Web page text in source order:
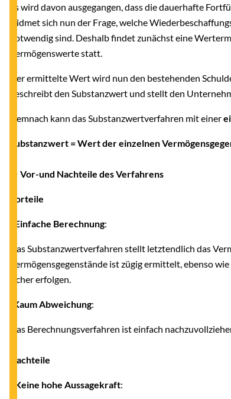
Es wird davon ausgegangen, dass die dauerhafte
widmet sich nun der Frage, welche
notwendig sind. Deshalb findet zunächst eine
Vermögenswerte statt.
Der ermittelte Wert wird nun den bestehenden
beschreibt den Substanzwert und stellt den
Demnach kann das Substanzwertverfahren mit einer
Substanzwert = Wert der einzelnen
● Vor-und Nachteile des Verfahrens
Vorteile
Einfache Berechnung:
Das Substanzwertverfahren stellt letztendlich das
Vermögensgegenstände ist zügig ermittelt, ebenso
sicher erfolgen.
Kaum Abweichung:
Das Berechnungsverfahren ist einfach
Nachteile
Keine hohe Aussagekraft: